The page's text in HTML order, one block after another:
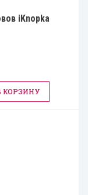
iKnopka
КОРЗИНУ